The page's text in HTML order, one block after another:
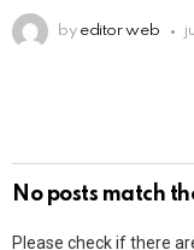
by editor web
No posts match
Please check if there